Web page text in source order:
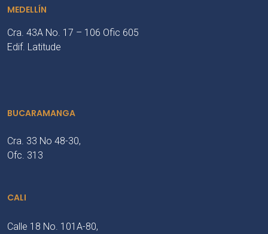
MEDELLÍN
Cra. 43A No. 17 – 106 Ofic 605
Edif. Latitude
BUCARAMANGA
Cra. 33 No 48-30,
Ofc. 313
CALI
Calle 18 No. 101A-80,